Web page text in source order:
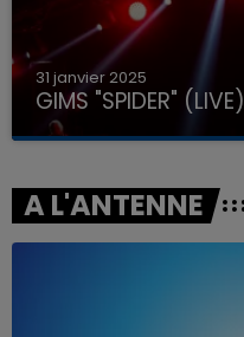
31 janvier 2025
GIMS "SPIDER" (LIVE)
A L'ANTENNE